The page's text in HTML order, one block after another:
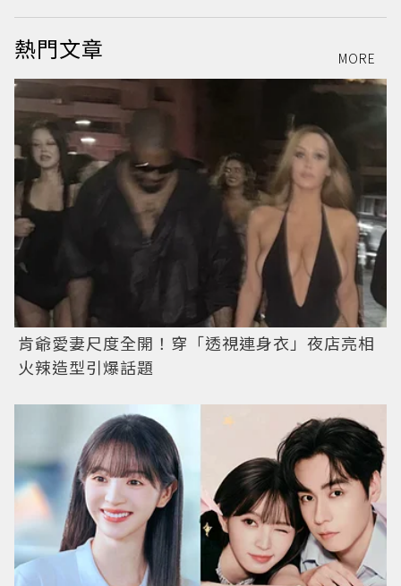
熱門文章 MORE
肯爺愛妻尺度全開！穿「透視連身衣」夜店亮相
火辣造型引爆話題